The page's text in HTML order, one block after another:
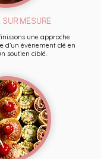
SUR MESURE
une approche
d’un événement clé en
soutien ciblé.